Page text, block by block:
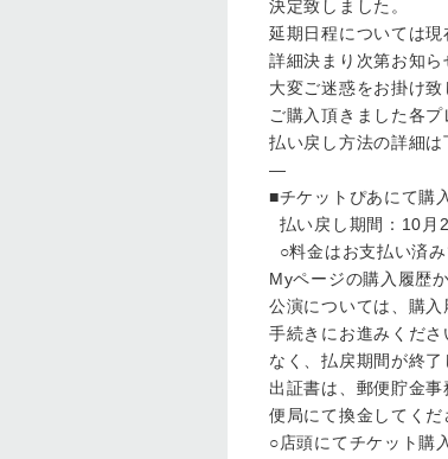
決定致しました。
延期日程については現
詳細決まり次第お知ら
大変ご迷惑をお掛け
ご購入頂きました各
払い戻し方法の詳細は
—
■チケットぴあにて購
払い戻し期間：10
○料金はお支払い済
Myページの購入履歴
公演については、購
手続きにお進みくだ
なく、払戻期間が終
出証書は、郵便貯金
便局にて換金してくだ
○店頭にてチケット購